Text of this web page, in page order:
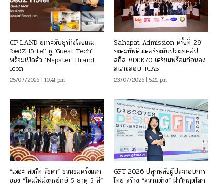
CP LAND ยกระดับธุรกิจโรงแรม
‘bedZ Hotel’ ชู ‘Guest Tech’
พร้อมเปิดตัว ‘Napster’ Brand
Icon
25/07/2026 | 10:41 pm
Sahapat Admission ครั้งที่ 29
ระดมทัพติวเตอร์ระดับประเทศอัป
สกิล #DEK70 เตรียมพร้อมก่อนลง
สนามสอบ TCAS
23/07/2026 | 5:21 pm
“เดอะ สตรีท รัชดา” ชวนชมครั้งแรก
ของ “โคมไฟมังกรยักษ์ 5 ธาตุ 5 สี”
GFT 2026 ปลุกพลังผู้ประกอบการ
ไทย สร้าง “ความต่าง” ฝ่าวิกฤตโลก